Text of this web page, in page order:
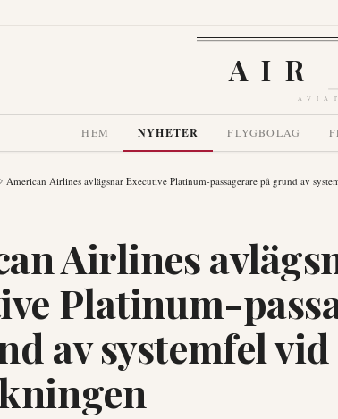
AIR
HEM NYHETER FLYGBOLAG
American Airlines avlägsnar Executive Platinum-passagerare på grund av
Airlines
Platinum-
av systemfel vid